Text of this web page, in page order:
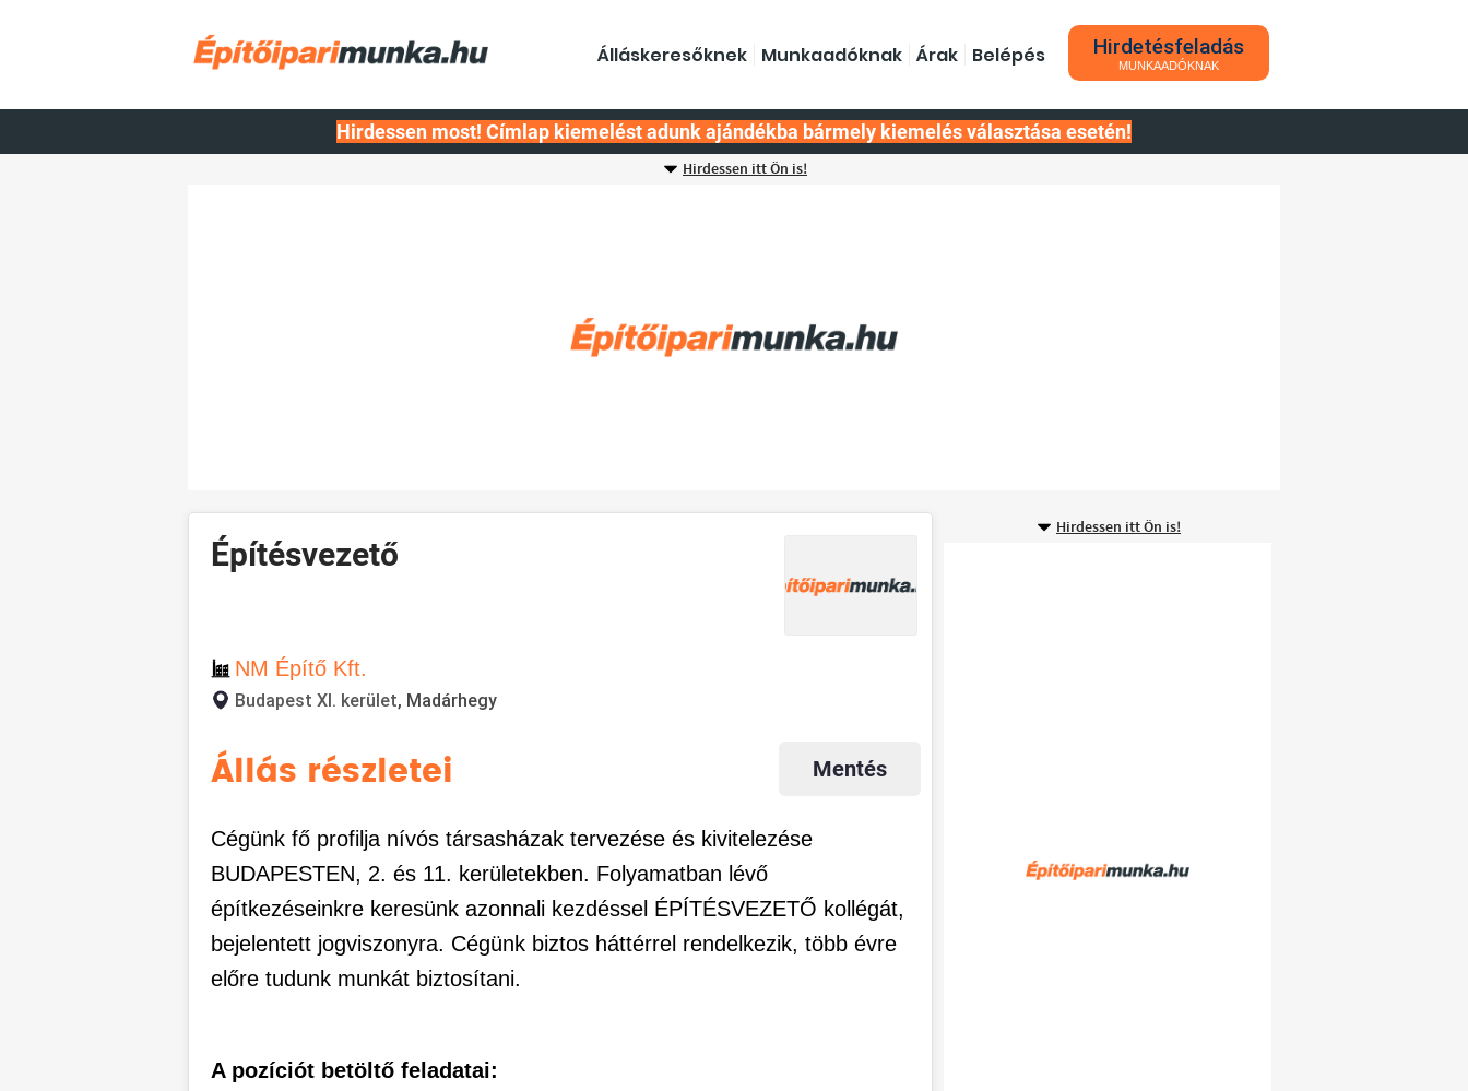
Hirdetésfeladás
MUNKAADÓKNAK
Belépés
Árak
Munkaadóknak
Álláskeresőknek
Hirdessen most! Címlap kiemelést adunk ajándékba bármely kiemelés választása esetén!
Hirdessen itt Ön is!
Építésvezető
NM Építő Kft.
Budapest XI. kerület, Madárhegy
Állás részletei Mentés
Cégünk fő profilja nívós társasházak tervezése és kivitelezése
BUDAPESTEN, 2. és 11. kerületekben. Folyamatban lévő
építkezéseinkre keresünk azonnali kezdéssel ÉPÍTÉSVEZETŐ kollégát,
bejelentett jogviszonyra. Cégünk biztos háttérrel rendelkezik, több évre
előre tudunk munkát biztosítani.
A pozíciót betöltő feladatai:
Hirdessen itt Ön is!